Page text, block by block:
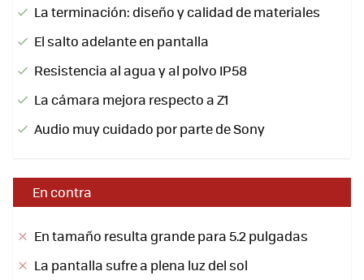
La terminación: diseño y calidad de materiales
El salto adelante en pantalla
Resistencia al agua y al polvo IP58
La cámara mejora respecto a Z1
Audio muy cuidado por parte de Sony
En contra
En tamaño resulta grande para 5.2 pulgadas
La pantalla sufre a plena luz del sol